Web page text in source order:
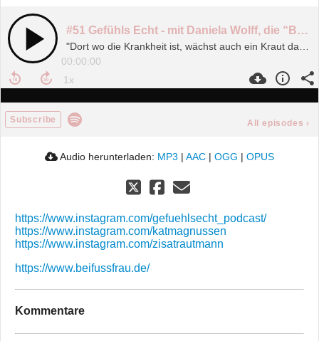
#51 Gefühls Echt - mit Daniela Wolff, die “Beifussfrau” / Kräuterfrau
00:00:00
Subscribe All episodes ›
Audio herunterladen: MP3 | AAC | OGG | OPUS
https://www.instagram.com/gefuehlsecht_podcast/
https://www.instagram.com/katmagnussen
https://www.instagram.com/zisatrautmann
https://www.beifussfrau.de/
Kommentare